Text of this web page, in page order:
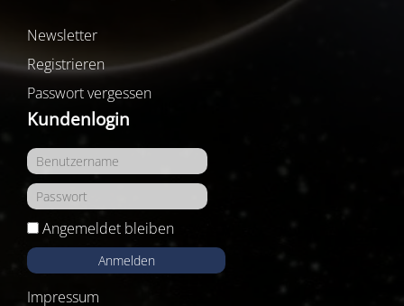
Newsletter
Registrieren
Passwort vergessen
Kundenlogin
Angemeldet bleiben
Anmelden
Impressum